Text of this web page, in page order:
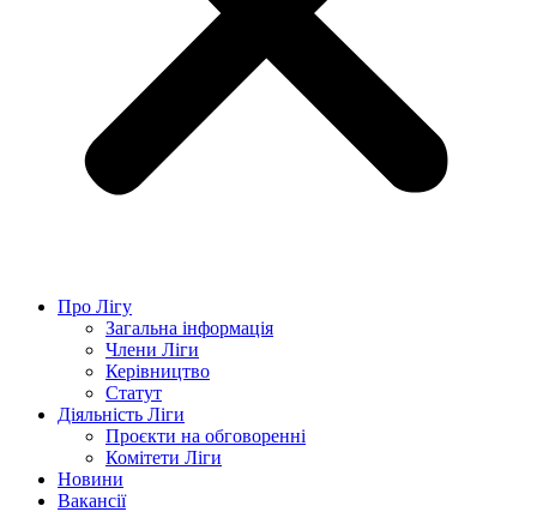
Про Лігу
Загальна інформація
Члени Ліги
Керівництво
Статут
Діяльність Ліги
Проєкти на обговоренні
Комітети Ліги
Новини
Вакансії